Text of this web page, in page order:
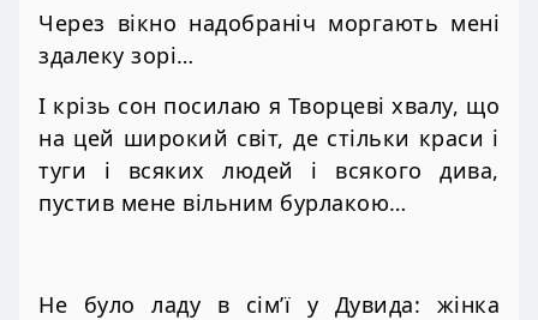
Через вікно надобраніч моргають мені
здалеку зорі…
І крізь сон посилаю я Творцеві хвалу, що
на цей широкий світ, де стільки краси і
туги і всяких людей і всякого дива,
пустив мене вільним бурлакою…
Не було ладу в сім’ї у Дувида: жінка